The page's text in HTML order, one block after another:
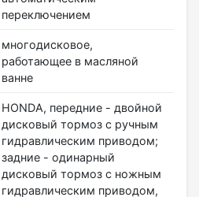
переключением
многодисковое,
работающее в масляной
ванне
HONDA, передние - двойной
дисковый тормоз с ручным
гидравлическим приводом;
задние - одинарный
дисковый тормоз с ножным
гидравлическим приводом,